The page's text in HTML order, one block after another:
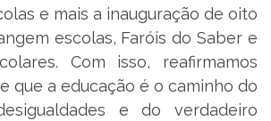
e mais a inauguração de oito
escolas, Faróis do Saber e
Com isso, reafirmamos
que a educação é o caminho do
e do verdadeiro